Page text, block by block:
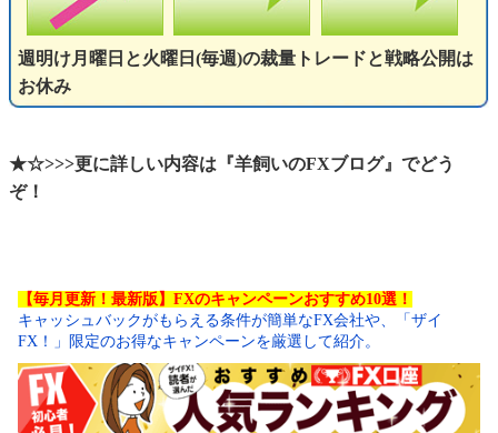
週明け月曜日と火曜日(毎週)の裁量トレードと戦略公開は
お休み
★☆>>>更に詳しい内容は『羊飼いのFXブログ』でどう
ぞ！
【毎月更新！最新版】FXのキャンペーンおすすめ10選！
キャッシュバックがもらえる条件が簡単なFX会社や、「ザイ
FX！」限定のお得なキャンペーンを厳選して紹介。